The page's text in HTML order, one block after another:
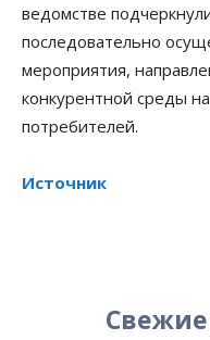
ведомстве
последовательно
мероприятия,
конкурентной среды
потребителей.
Источник